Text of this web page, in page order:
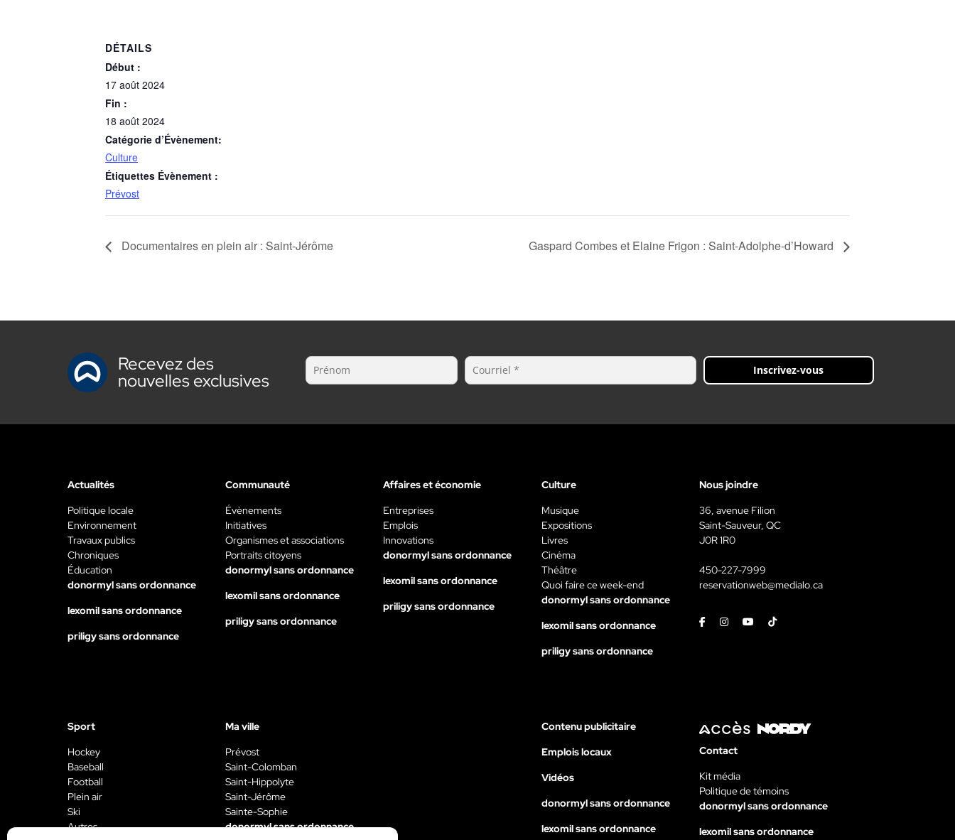
DÉTAILS
Début :
17 août 2024
Fin :
18 août 2024
Catégorie d’Évènement:
Culture
Étiquettes Évènement :
Prévost
Documentaires en plein air : Saint-Jérôme Gaspard Combes et Elaine Frigon : Saint-Adolphe-d’Howard
Recevez des
nouvelles exclusives Inscrivez-vous
Actualités
Politique locale
Environnement
Travaux publics
Chroniques
Éducation
donormyl sans ordonnance
lexomil sans ordonnance
priligy sans ordonnance
Communauté
Évènements
Initiatives
Organismes et associations
Portraits citoyens
donormyl sans ordonnance
lexomil sans ordonnance
priligy sans ordonnance
Affaires et économie
Entreprises
Emplois
Innovations
donormyl sans ordonnance
lexomil sans ordonnance
priligy sans ordonnance
Culture
Musique
Expositions
Livres
Cinéma
Théâtre
Quoi faire ce week-end
donormyl sans ordonnance
lexomil sans ordonnance
priligy sans ordonnance
Nous joindre
36, avenue Filion
Saint-Sauveur, QC
J0R 1R0
450-227-7999
reservationweb@medialo.ca
FacebookInstagramYoutubeTiktok
Sport
Hockey
Baseball
Football
Plein air
Ski
Autres
Ma ville
Prévost
Saint-Colomban
Saint-Hippolyte
Saint-Jérôme
Sainte-Sophie
donormyl sans ordonnance
Contenu publicitaire
Emplois locaux
Vidéos
donormyl sans ordonnance
lexomil sans ordonnance
Contact
Kit média
Politique de témoins
donormyl sans ordonnance
lexomil sans ordonnance